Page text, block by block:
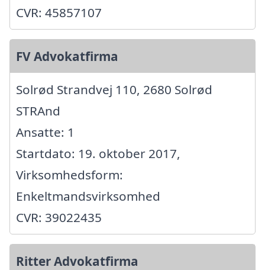
CVR: 45857107
FV Advokatfirma
Solrød Strandvej 110, 2680 Solrød
STRAnd
Ansatte: 1
Startdato: 19. oktober 2017,
Virksomhedsform:
Enkeltmandsvirksomhed
CVR: 39022435
Ritter Advokatfirma